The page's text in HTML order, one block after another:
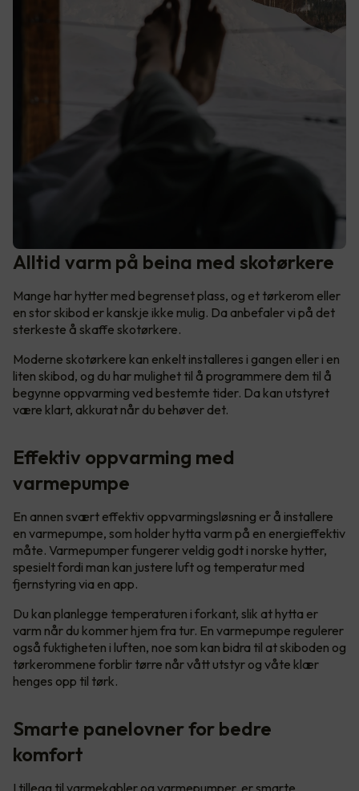
Alltid varm på beina med skotørkere
Mange har hytter med begrenset plass, og et tørkerom eller
en stor skibod er kanskje ikke mulig. Da anbefaler vi på det
sterkeste å skaffe skotørkere.
Moderne skotørkere kan enkelt installeres i gangen eller i en
liten skibod, og du har mulighet til å programmere dem til å
begynne oppvarming ved bestemte tider. Da kan utstyret
være klart, akkurat når du behøver det.
Effektiv oppvarming med
varmepumpe
En annen svært effektiv oppvarmingsløsning er å installere
en varmepumpe, som holder hytta varm på en energieffektiv
måte. Varmepumper fungerer veldig godt i norske hytter,
spesielt fordi man kan justere luft og temperatur med
fjernstyring via en app.
Du kan planlegge temperaturen i forkant, slik at hytta er
varm når du kommer hjem fra tur. En varmepumpe regulerer
også fuktigheten i luften, noe som kan bidra til at skiboden og
tørkerommene forblir tørre når vått utstyr og våte klær
henges opp til tørk.
Smarte panelovner for bedre
komfort